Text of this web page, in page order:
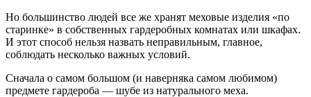
Но большинство людей все же хранят меховые изделия «по
старинке» в собственных гардеробных комнатах или шкафах.
И этот способ нельзя назвать неправильным, главное,
соблюдать несколько важных условий.
Сначала о самом большом (и наверняка самом любимом)
предмете гардероба — шубе из натурального меха.